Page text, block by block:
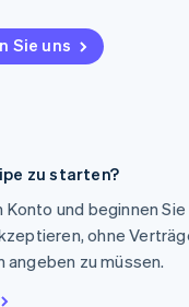
Sie uns
zu starten?
Konto und beginnen
ohne
angeben zu müssen.
ItalianoEnglish